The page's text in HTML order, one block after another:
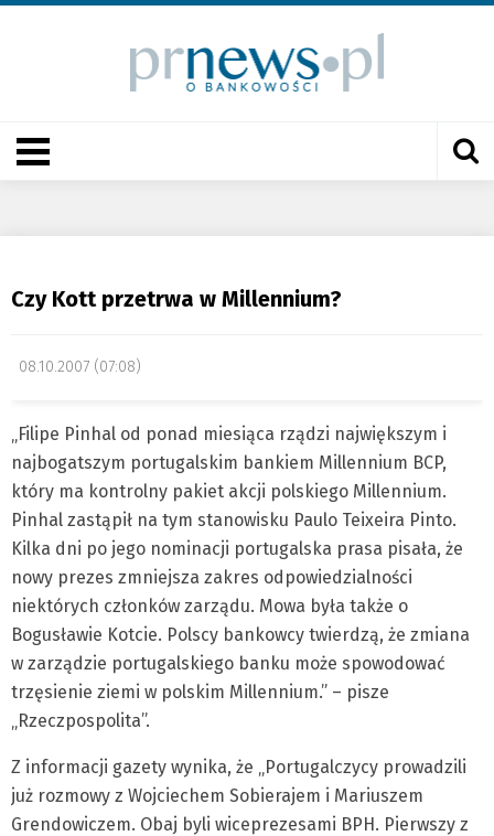
Czy Kott przetrwa w Millennium?
08.10.2007 (07:08)
„Filipe Pinhal od ponad miesiąca rządzi największym i
najbogatszym portugalskim bankiem Millennium BCP,
który ma kontrolny pakiet akcji polskiego Millennium.
Pinhal zastąpił na tym stanowisku Paulo Teixeira Pinto.
Kilka dni po jego nominacji portugalska prasa pisała, że
nowy prezes zmniejsza zakres odpowiedzialności
niektórych członków zarządu. Mowa była także o
Bogusławie Kotcie. Polscy bankowcy twierdzą, że zmiana
w zarządzie portugalskiego banku może spowodować
trzęsienie ziemi w polskim Millennium.” – pisze
„Rzeczpospolita”.
Z informacji gazety wynika, że „Portugalczycy prowadzili
już rozmowy z Wojciechem Sobierajem i Mariuszem
Grendowiczem. Obaj byli wiceprezesami BPH. Pierwszy z